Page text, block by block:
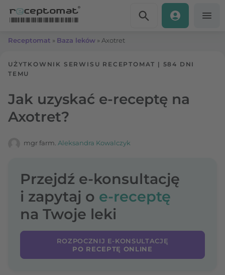
Receptomat » Baza leków » Axotret
UŻYTKOWNIK SERWISU RECEPTOMAT | 584 DNI
TEMU
Jak uzyskać e-receptę na
Axotret?
mgr farm. Aleksandra Kowalczyk
Przejdź e-konsultację
i zapytaj o e-receptę
na Twoje leki
ROZPOCZNIJ E-KONSULTACJĘ
PO RECEPTĘ ONLINE